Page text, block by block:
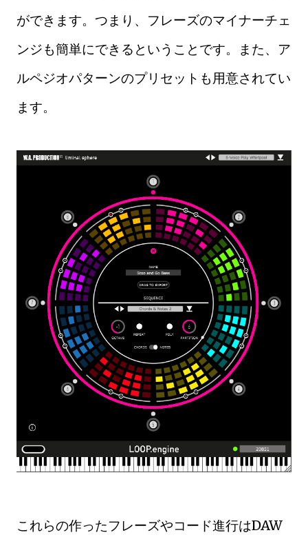
ができます。つまり、フレーズのマイナーチェ
ンジも簡単にできるということです。また、ア
ルペジオパターンのプリセットも用意されてい
ます。
これらの作ったフレーズやコード進行はDAW